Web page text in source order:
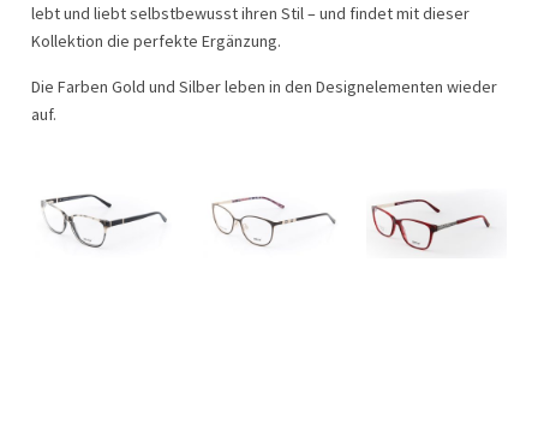
lebt und liebt selbstbewusst ihren Stil – und findet mit dieser
Kollektion die perfekte Ergänzung.
Die Farben Gold und Silber leben in den Designelementen wieder
auf.